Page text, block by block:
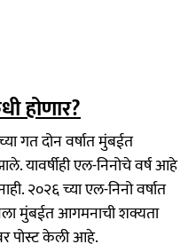
होणार?
गत दोन वर्षात मुंबईत
यावर्षीही एल-निनोचे वर्ष आहे
२०२६ च्या एल-निनो वर्षात
मुंबईत आगमनाची शक्यता
पोस्ट केली आहे.